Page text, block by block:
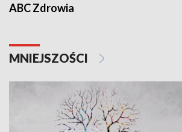
ABC Zdrowia
MNIEJSZOŚCI